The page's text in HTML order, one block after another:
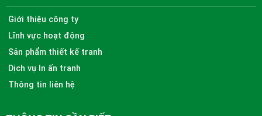
Giới thiệu công ty
Lĩnh vực hoạt động
Sản phẩm thiết kế tranh
Dịch vụ In ấn tranh
Thông tin liên hệ